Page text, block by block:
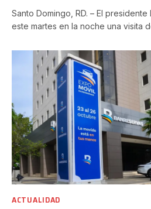
Santo Domingo, RD. – El
este martes en la noche una visita
ACTUALIDAD